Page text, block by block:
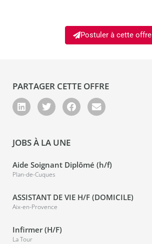
Postuler à cette offre
PARTAGER CETTE OFFRE
JOBS À LA UNE
Aide Soignant Diplômé (h/f)
Plan-de-Cuques
ASSISTANT DE VIE H/F (DOMICILE)
Aix-en-Provence
Infirmer (H/F)
La Tour